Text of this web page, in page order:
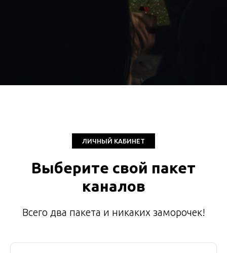
ЛИЧНЫЙ КАБИНЕТ
Выберите свой пакет
каналов
Всего два пакета и никаких заморочек!